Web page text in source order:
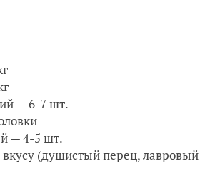
— 6-7 шт.
— 4-5 шт.
(душистый перец, лавровый